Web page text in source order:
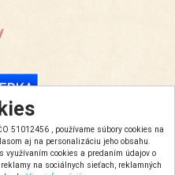
51012456 , používame súbory cookies na
aj na personalizáciu jeho obsahu.
využívaním cookies a predaním údajov o
na sociálnych sieťach, reklamných